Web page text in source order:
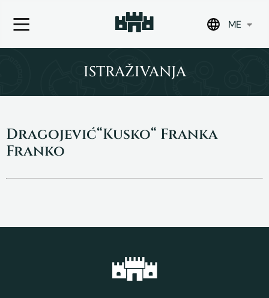
ME
ISTRAŽIVANJA
Dragojević“Kusko“ Franka
Franko